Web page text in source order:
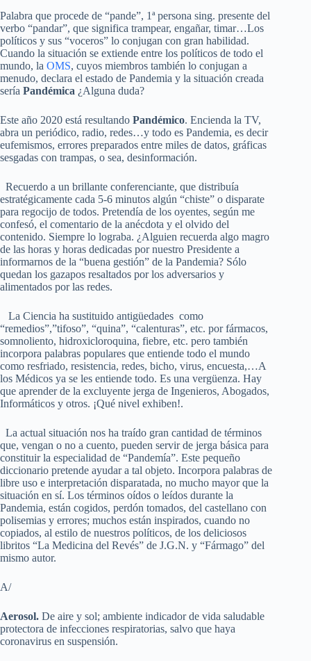
Palabra que procede de “pande”, 1ª persona sing. presente del
verbo “pandar”, que significa trampear, engañar, timar…Los
políticos y sus “voceros” lo conjugan con gran habilidad.
Cuando la situación se extiende entre los políticos de todo el
mundo, la OMS, cuyos miembros también lo conjugan a
menudo, declara el estado de Pandemia y la situación creada
sería Pandémica ¿Alguna duda?
Este año 2020 está resultando Pandémico. Encienda la TV,
abra un periódico, radio, redes…y todo es Pandemia, es decir
eufemismos, errores preparados entre miles de datos, gráficas
sesgadas con trampas, o sea, desinformación.
Recuerdo a un brillante conferenciante, que distribuía
estratégicamente cada 5-6 minutos algún “chiste” o disparate
para regocijo de todos. Pretendía de los oyentes, según me
confesó, el comentario de la anécdota y el olvido del
contenido. Siempre lo lograba. ¿Alguien recuerda algo magro
de las horas y horas dedicadas por nuestro Presidente a
informarnos de la “buena gestión” de la Pandemia? Sólo
quedan los gazapos resaltados por los adversarios y
alimentados por las redes.
La Ciencia ha sustituido antigüedades como
“remedios”,”tifoso”, “quina”, “calenturas”, etc. por fármacos,
somnoliento, hidroxicloroquina, fiebre, etc. pero también
incorpora palabras populares que entiende todo el mundo
como resfriado, resistencia, redes, bicho, virus, encuesta,…A
los Médicos ya se les entiende todo. Es una vergüenza. Hay
que aprender de la excluyente jerga de Ingenieros, Abogados,
Informáticos y otros. ¡Qué nivel exhiben!.
La actual situación nos ha traído gran cantidad de términos
que, vengan o no a cuento, pueden servir de jerga básica para
constituir la especialidad de “Pandemía”. Este pequeño
diccionario pretende ayudar a tal objeto. Incorpora palabras de
libre uso e interpretación disparatada, no mucho mayor que la
situación en sí. Los términos oídos o leídos durante la
Pandemia, están cogidos, perdón tomados, del castellano con
polisemias y errores; muchos están inspirados, cuando no
copiados, al estilo de nuestros políticos, de los deliciosos
libritos “La Medicina del Revés” de J.G.N. y “Fármago” del
mismo autor.
A/
Aerosol. De aire y sol; ambiente indicador de vida saludable
protectora de infecciones respiratorias, salvo que haya
coronavirus en suspensión.